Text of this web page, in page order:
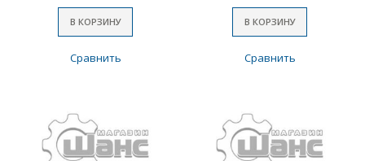
В КОРЗИНУ
Сравнить
В КОРЗИНУ
Сравнить